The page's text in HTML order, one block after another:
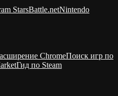
StarsBattle.netNintendo
ChromeПоиск игр по
Гид по Steam